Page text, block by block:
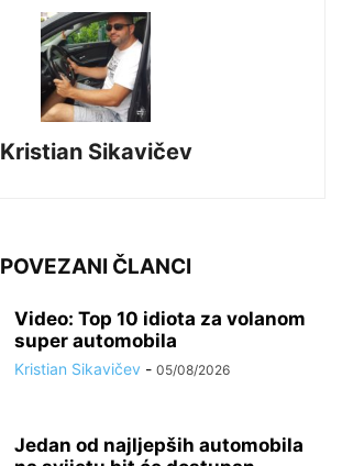
Kristian Sikavičev
POVEZANI ČLANCI
Video: Top 10 idiota za volanom
super automobila
Kristian Sikavičev - 05/08/2026
Jedan od najljepših automobila